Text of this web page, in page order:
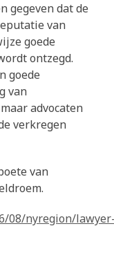
gegeven dat de
van
goede
ontzegd.
goede
van
advocaten
verkregen
van
08/nyregion/